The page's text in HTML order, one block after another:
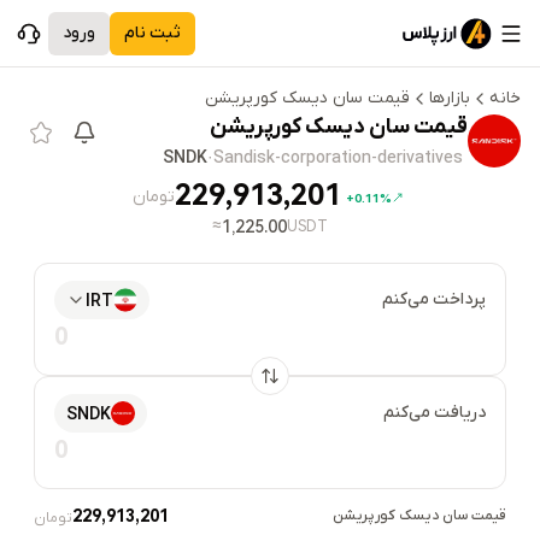
ثبت نام ورود
خانه بازارها قیمت سان دیسک کورپریشن
قیمتسان دیسک کورپریشن
Sandisk-corporation-derivatives
·
SNDK
0.11%+
229,913,201تومان
USDT
1,225.00
≈
پرداخت می‌کنم IRT
دریافت می‌کنم SNDK
قیمتسان دیسک کورپریشن 229,913,201تومان